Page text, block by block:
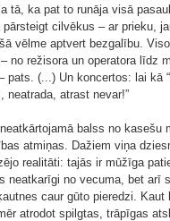
tā, ka pat to runāja visā
cilvēkus – ar prieku,
vēlme aptvert bezgalību.
no režisora un operatora līdz
pats. (...) Un koncertos: lai kā
neatrada, atrast nevar!”
balss no kasešu
atmiņas. Dažiem viņa
realitāti: tajās ir mūžīga
neatkarīgi no vecuma, bet arī
caur gūto pieredzi.
atrodot spilgtas, trāpīgas